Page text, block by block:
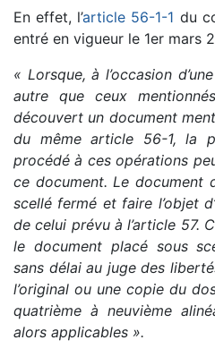
En effet, l’article 56-1-1 du
entré en vigueur le 1er mars
« Lorsque, à l’occasion
autre que ceux
découvert un document
du même article 56-1, la
procédé à ces opérations
ce document. Le document
scellé fermé et faire l’objet
de celui prévu à l’article 57.
le document placé sous
sans délai au juge des
l’original ou une copie du
quatrième à neuvième
alors applicables ».